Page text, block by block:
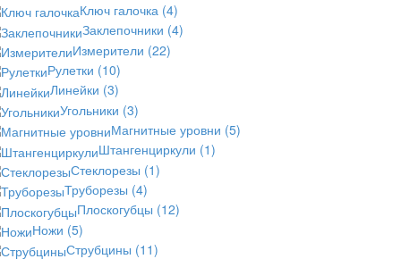
Ключ галочка (4)
Заклепочники (4)
Измерители (22)
Рулетки (10)
Линейки (3)
Угольники (3)
Магнитные уровни (5)
Штангенциркули (1)
Стеклорезы (1)
Труборезы (4)
Плоскогубцы (12)
Ножи (5)
Струбцины (11)